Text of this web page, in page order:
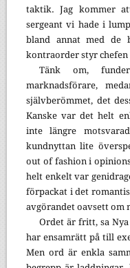
taktik. Jag kommer
sergeant vi hade i
bland annat med de
kontraorder styr
Tänk om,
marknadsförare,
självberömmet, det
Kanske var det helt
inte längre
kundnyttan lite
out of fashion i
helt enkelt var
förpackat i det
avgörandet oavsett om
Ordet är fritt, sa
har ensamrätt på till
Men ord är enkla